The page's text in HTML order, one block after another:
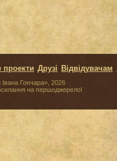
Гончара», 2026
на першоджерело!
проекти Друзі Відвідувачам